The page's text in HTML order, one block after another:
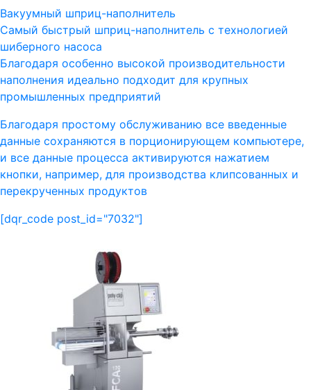
Вакуумный шприц-наполнитель
Самый быстрый шприц-наполнитель с технологией
шиберного насоса
Благодаря особенно высокой производительности
наполнения идеально подходит для крупных
промышленных предприятий
Благодаря простому обслуживанию все введенные
данные сохраняются в порционирующем компьютере,
и все данные процесса активируются нажатием
кнопки, например, для производства клипсованных и
перекрученных продуктов
[dqr_code post_id="7032"]